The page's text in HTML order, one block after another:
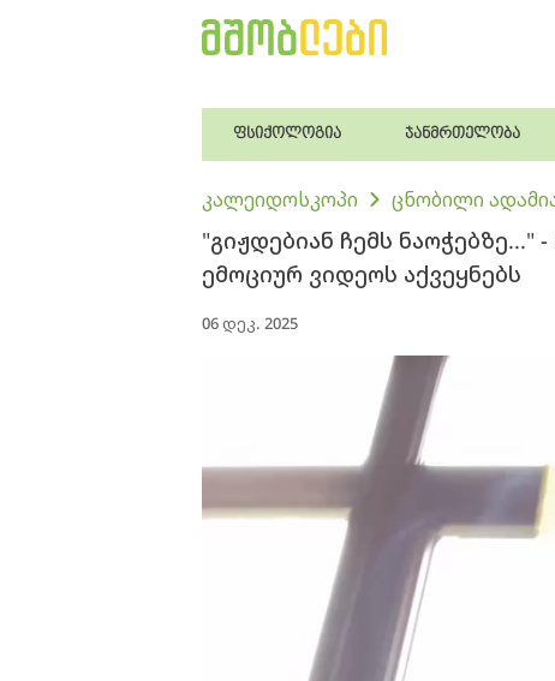
ფსიქოლოგია ჯანმრთელობა
კალეიდოსკოპი ცნობილი
"გიჟდებიან ჩემს
ემოციურ ვიდეოს აქვეყნებს
06 დეკ. 2025